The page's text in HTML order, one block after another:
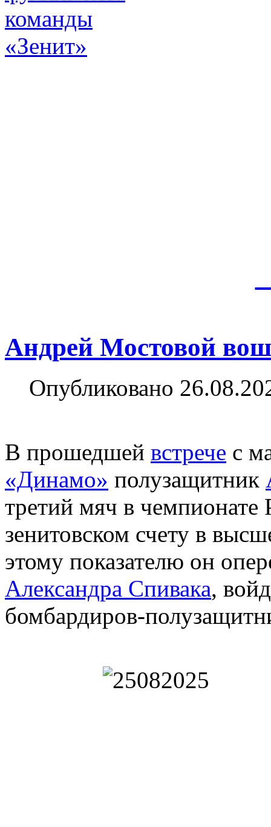
Андрей Мостовой
Опубликовано
В прошедшей встрече с
«Динамо» полузащитник
третий мяч в чемпионате
зенитовском счету в
этому показателю он
Александра Спивака,
бомбардиров-